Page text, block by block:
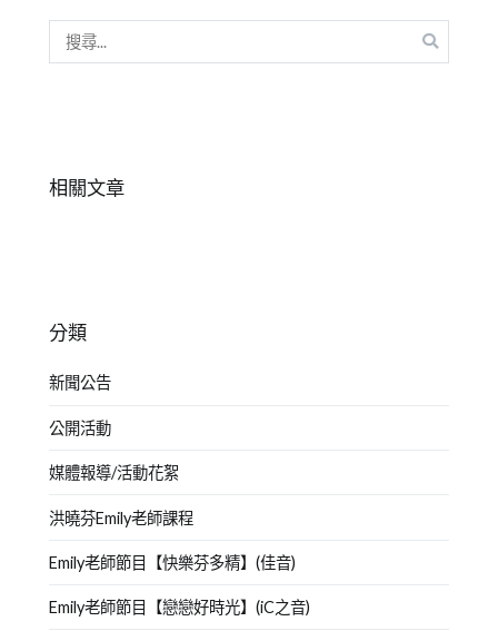
達,
閱
少
尋
相關文章
分類
新聞公告
公開活動
媒體報導/活動花絮
洪曉芬Emily老師課程
Emily老師節目【快樂芬多精】(佳音)
Emily老師節目【戀戀好時光】(iC之音)